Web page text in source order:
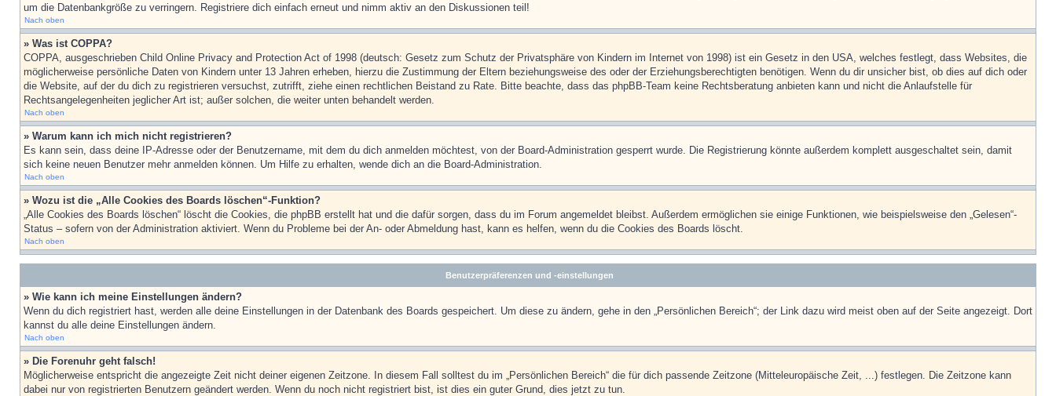
um die Datenbankgröße zu verringern. Registriere dich einfach erneut und nimm aktiv an den Diskussionen teil!
Nach oben
» Was ist COPPA?
COPPA, ausgeschrieben Child Online Privacy and Protection Act of 1998 (deutsch: Gesetz zum Schutz der Privatsphäre von Kindern im Internet von 1998) ist ein Gesetz in den USA, welches festlegt, dass Websites, die
möglicherweise persönliche Daten von Kindern unter 13 Jahren erheben, hierzu die Zustimmung der Eltern beziehungsweise des oder der Erziehungsberechtigten benötigen. Wenn du dir unsicher bist, ob dies auf dich oder
die Website, auf der du dich zu registrieren versuchst, zutrifft, ziehe einen rechtlichen Beistand zu Rate. Bitte beachte, dass das phpBB-Team keine Rechtsberatung anbieten kann und nicht die Anlaufstelle für
Rechtsangelegenheiten jeglicher Art ist; außer solchen, die weiter unten behandelt werden.
Nach oben
» Warum kann ich mich nicht registrieren?
Es kann sein, dass deine IP-Adresse oder der Benutzername, mit dem du dich anmelden möchtest, von der Board-Administration gesperrt wurde. Die Registrierung könnte außerdem komplett ausgeschaltet sein, damit
sich keine neuen Benutzer mehr anmelden können. Um Hilfe zu erhalten, wende dich an die Board-Administration.
Nach oben
» Wozu ist die „Alle Cookies des Boards löschen“-Funktion?
„Alle Cookies des Boards löschen“ löscht die Cookies, die phpBB erstellt hat und die dafür sorgen, dass du im Forum angemeldet bleibst. Außerdem ermöglichen sie einige Funktionen, wie beispielsweise den „Gelesen“-
Status – sofern von der Administration aktiviert. Wenn du Probleme bei der An- oder Abmeldung hast, kann es helfen, wenn du die Cookies des Boards löscht.
Nach oben
Benutzerpräferenzen und -einstellungen
» Wie kann ich meine Einstellungen ändern?
Wenn du dich registriert hast, werden alle deine Einstellungen in der Datenbank des Boards gespeichert. Um diese zu ändern, gehe in den „Persönlichen Bereich“; der Link dazu wird meist oben auf der Seite angezeigt. Dort
kannst du alle deine Einstellungen ändern.
Nach oben
» Die Forenuhr geht falsch!
Möglicherweise entspricht die angezeigte Zeit nicht deiner eigenen Zeitzone. In diesem Fall solltest du im „Persönlichen Bereich“ die für dich passende Zeitzone (Mitteleuropäische Zeit, ...) festlegen. Die Zeitzone kann
dabei nur von registrierten Benutzern geändert werden. Wenn du noch nicht registriert bist, ist dies ein guter Grund, dies jetzt zu tun.